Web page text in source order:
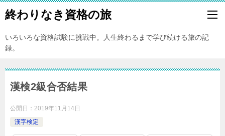
終わりなき資格の旅
いろいろな資格試験に挑戦中。人生終わるまで学び続ける旅の記
録。
漢検2級合否結果
公開日： 2019年11月14日
漢字検定